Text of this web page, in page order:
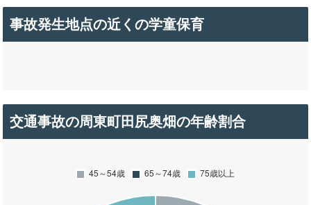
事故発生地点の近くの学童保育
交通事故の周東町田尻奥畑の年齢割合